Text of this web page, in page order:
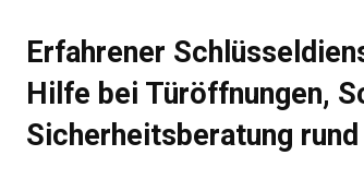
Erfahrener
Hilfe bei Türöffnungen,
Sicherheitsberatung